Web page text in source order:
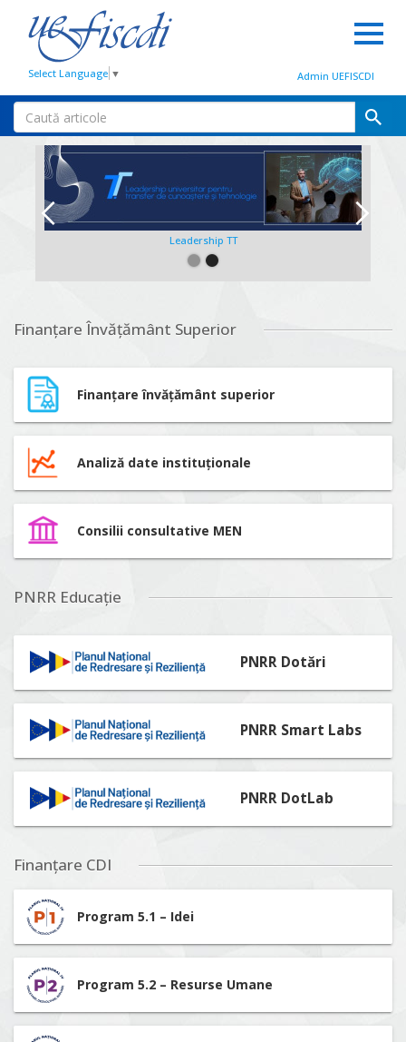
Select Language ▼ Admin UEFISCDI
Leadership TT
Finanțare Învățământ Superior
Finanțare învățământ superior
Analiză date instituționale
Consilii consultative MEN
PNRR Educație
PNRR Dotări
PNRR Smart Labs
PNRR DotLab
Finanțare CDI
Program 5.1 – Idei
Program 5.2 – Resurse Umane